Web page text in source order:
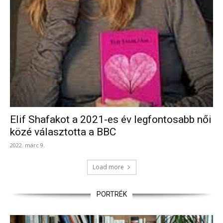
Elif Shafakot a 2021-es év legfontosabb női
közé választotta a BBC
2022. márc 9.
Load more
PORTRÉK